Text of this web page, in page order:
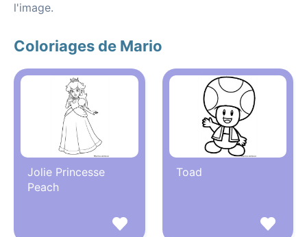
l'image.
Coloriages de Mario
Jolie Princesse
Peach
Toad